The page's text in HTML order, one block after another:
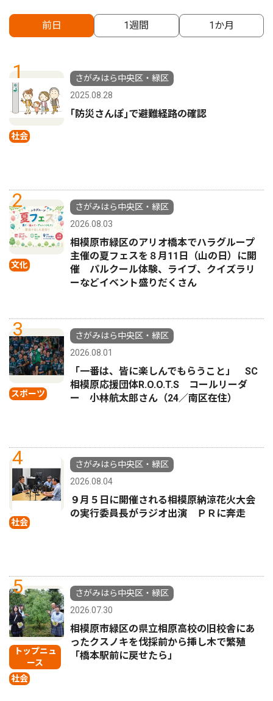
前日 1週間 1か月
1
社会
さがみはら中央区・緑区
2025.08.28
｢防災さんぽ｣で避難経路の確認
2
文化
さがみはら中央区・緑区
2026.08.03
相模原市緑区のアリオ橋本でハラグループ
主催の夏フェスを８月11日（山の日）に開
催 パルクール体験、ライブ、クイズラリ
ーなどイベント盛りだくさん
3
スポーツ
さがみはら中央区・緑区
2026.08.01
「一番は、皆に楽しんでもらうこと」 SC
相模原応援団体R.O.O.T.S コールリーダ
ー 小林航太郎さん（24／南区在住）
4
社会
さがみはら中央区・緑区
2026.08.04
９月５日に開催される相模原納涼花火大会
の実行委員長がラジオ出演 ＰＲに奔走
5
トップニュ
ース
社会
さがみはら中央区・緑区
2026.07.30
相模原市緑区の県立相原高校の旧校舎にあ
ったクスノキを伐採前から挿し木で繁殖
「橋本駅前に戻せたら」